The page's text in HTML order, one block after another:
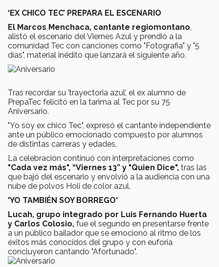
‘EX CHICO TEC’ PREPARA EL ESCENARIO
El Marcos Menchaca, cantante regiomontano
alistó el escenario del Viernes Azul y prendió a la
comunidad Tec con canciones como "Fotografia" y "5
días", material inédito que lanzará el siguiente año.
Tras recordar su ’trayectoria azul’, el ex alumno de
PrepaTec felicitó en la tarima al Tec por su 75
Aniversario.
"Yo soy ex chico Tec", expresó el cantante independiente
ante un público emocionado compuesto por alumnos
de distintas carreras y edades.
La celebración continuó con interpretaciones como
"Cada vez más", “Viernes 13” y "Quien Dice", tras las
que bajó del escenario y envolvió a la audiencia con una
nube de polvos Holi de color azul.
'YO TAMBIÉN SOY BORREGO'
Lucah, grupo integrado por Luis Fernando Huerta
y Carlos Colosio, fue el segundo en presentarse frente
a un público bailador que se emocionó al ritmo de los
éxitos más conocidos del grupo y con euforia
concluyeron cantando "Afortunado".